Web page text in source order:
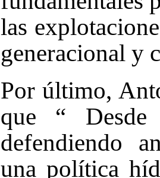
las
generacional y
Por último,
que “ Desde
defendiendo
una política